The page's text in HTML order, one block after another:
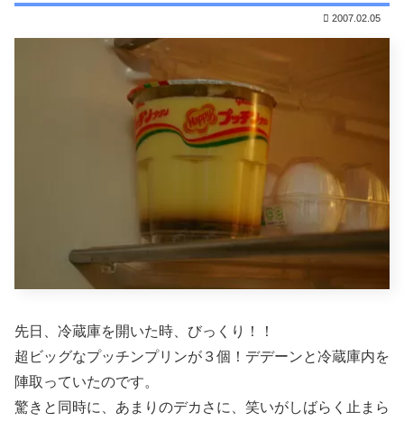
2007.02.05
先日、冷蔵庫を開いた時、びっくり！！
超ビッグなプッチンプリンが３個！デデーンと冷蔵庫内を
陣取っていたのです。
驚きと同時に、あまりのデカさに、笑いがしばらく止まら